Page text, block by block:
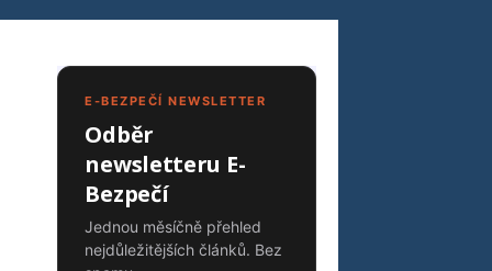
E-BEZPEČÍ NEWSLETTER
Odběr
newsletteru E-
Bezpečí
Jednou měsíčně přehled
nejdůležitějších článků. Bez